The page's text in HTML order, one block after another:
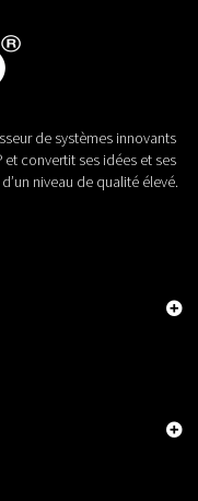
de systèmes innovants
convertit ses idées et ses
niveau de qualité élevé.